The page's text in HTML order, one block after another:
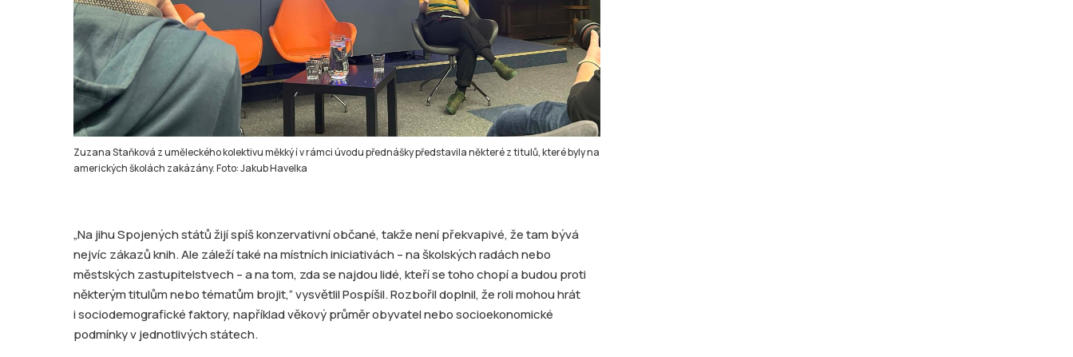
Zuzana Staňková z uměleckého kolektivu měkký í v rámci úvodu přednášky představila některé z titulů, které byly na
amerických školách zakázány. Foto: Jakub Havelka
„Na jihu Spojených států žijí spíš konzervativní občané, takže není překvapivé, že tam bývá
nejvíc zákazů knih. Ale záleží také na místních iniciativách – na školských radách nebo
městských zastupitelstvech – a na tom, zda se najdou lidé, kteří se toho chopí a budou proti
některým titulům nebo tématům brojit,“ vysvětlil Pospíšil. Rozbořil doplnil, že roli mohou hrát
i sociodemografické faktory, například věkový průměr obyvatel nebo socioekonomické
podmínky v jednotlivých státech.